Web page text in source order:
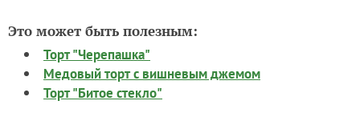
Это может быть полезным:
Торт "Черепашка"
Медовый торт с вишневым джемом
Торт "Битое стекло"